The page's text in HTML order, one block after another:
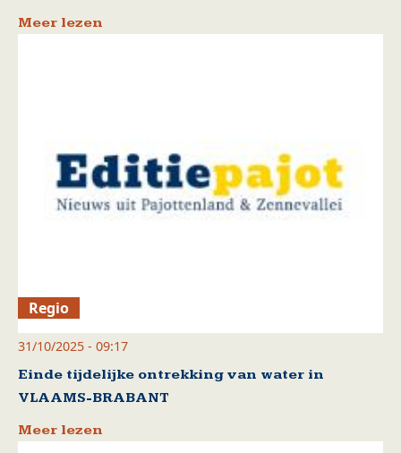
Meer lezen
Regio
31/10/2025 - 09:17
Einde tijdelijke ontrekking van water in
VLAAMS-BRABANT
Meer lezen